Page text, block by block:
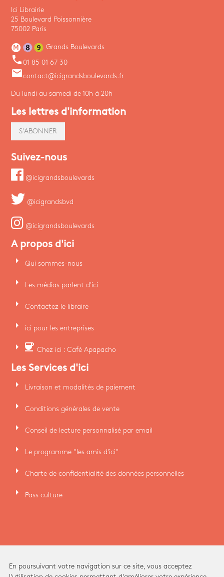
Ici Librairie
25 Boulevard Poissonnière
75002 Paris
Grands Boulevards
phone 01 85 01 67 30
emailcontact@icigrandsboulevards.fr
Du lundi au samedi de 10h à 20h
Les lettres d'information
S'ABONNER
Suivez-nous
@icigrandsboulevards
@icigrandsbvd
@icigrandsboulevards
A propos d'ici
arrow_right Qui sommes-nous
arrow_right Les médias parlent d'ici
arrow_right Contactez le libraire
arrow_right ici pour les entreprises
arrow_right coffee Chez ici : Café Apapacho
Les Services d'ici
arrow_right Livraison et modalités de paiement
arrow_right Conditions générales de vente
arrow_right Conseil de lecture personnalisé par email
arrow_right Le programme "les amis d'ici"
arrow_right Charte de confidentialité des données personnelles
arrow_right Pass culture
En poursuivant votre navigation sur ce site, vous acceptez